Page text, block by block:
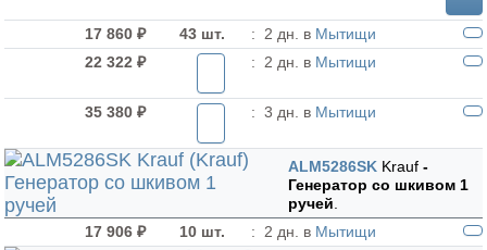
17 860 ₽ 43 шт. : 2 дн. в Мытищи
22 322 ₽
: 2 дн. в Мытищи
35 380 ₽ : 3 дн. в Мытищи
ALM5286SK Krauf-
Генератор cо шкивом 1
ручей
17 906 ₽
10 шт. : 2 дн. в Мытищи